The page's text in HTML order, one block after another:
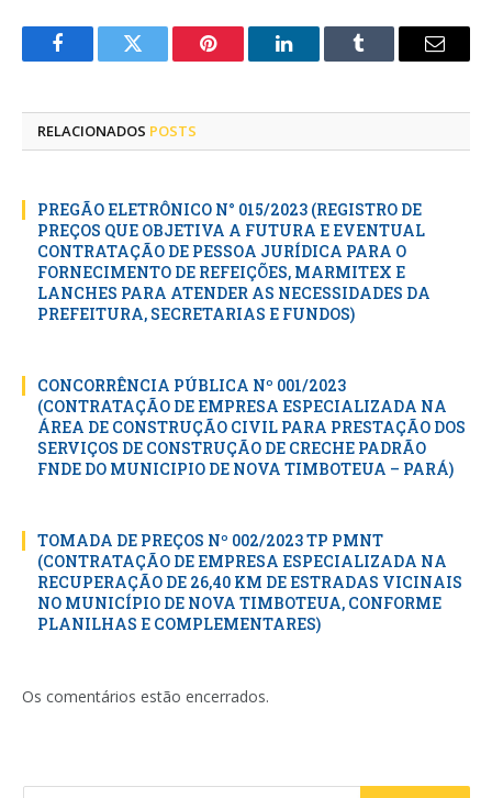
FacebookTwitter Pinterest LinkedInTumblr
E-
RELACIONADOS POSTS
PREGÃO ELETRÔNICO N° 015/2023 (REGISTRO DE
PREÇOS QUE OBJETIVA A FUTURA E EVENTUAL
CONTRATAÇÃO DE PESSOA JURÍDICA PARA O
FORNECIMENTO DE REFEIÇÕES, MARMITEX E
LANCHES PARA ATENDER AS NECESSIDADES DA
PREFEITURA, SECRETARIAS E FUNDOS)
CONCORRÊNCIA PÚBLICA Nº 001/2023
(CONTRATAÇÃO DE EMPRESA ESPECIALIZADA NA
ÁREA DE CONSTRUÇÃO CIVIL PARA PRESTAÇÃO DOS
SERVIÇOS DE CONSTRUÇÃO DE CRECHE PADRÃO
FNDE DO MUNICIPIO DE NOVA TIMBOTEUA – PARÁ)
TOMADA DE PREÇOS Nº 002/2023 TP PMNT
(CONTRATAÇÃO DE EMPRESA ESPECIALIZADA NA
RECUPERAÇÃO DE 26,40 KM DE ESTRADAS VICINAIS
NO MUNICÍPIO DE NOVA TIMBOTEUA, CONFORME
PLANILHAS E COMPLEMENTARES)
Os comentários estão encerrados.